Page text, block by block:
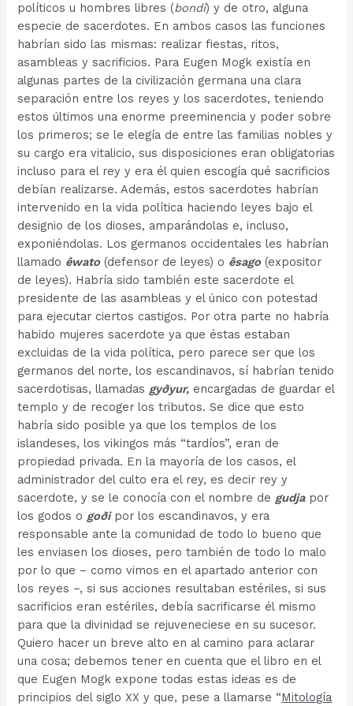
políticos u hombres libres (bondi) y de otro, alguna
especie de sacerdotes. En ambos casos las funciones
habrían sido las mismas: realizar fiestas, ritos,
asambleas y sacrificios. Para Eugen Mogk existía en
algunas partes de la civilización germana una clara
separación entre los reyes y los sacerdotes, teniendo
estos últimos una enorme preeminencia y poder sobre
los primeros; se le elegía de entre las familias nobles y
su cargo era vitalicio, sus disposiciones eran obligatorias
incluso para el rey y era él quien escogía qué sacrificios
debían realizarse. Además, estos sacerdotes habrían
intervenido en la vida política haciendo leyes bajo el
designio de los dioses, amparándolas e, incluso,
exponiéndolas. Los germanos occidentales les habrían
llamado êwato (defensor de leyes) o êsago (expositor
de leyes). Habría sido también este sacerdote el
presidente de las asambleas y el único con potestad
para ejecutar ciertos castigos. Por otra parte no habría
habido mujeres sacerdote ya que éstas estaban
excluidas de la vida política, pero parece ser que los
germanos del norte, los escandinavos, sí habrían tenido
sacerdotisas, llamadas gyðyur, encargadas de guardar el
templo y de recoger los tributos. Se dice que esto
habría sido posible ya que los templos de los
islandeses, los vikingos más “tardíos”, eran de
propiedad privada. En la mayoría de los casos, el
administrador del culto era el rey, es decir rey y
sacerdote, y se le conocía con el nombre de gudjapor
los godos o goðipor los escandinavos, y era
responsable ante la comunidad de todo lo bueno que
les enviasen los dioses, pero también de todo lo malo
por lo que – como vimos en el apartado anterior con
los reyes –, si sus acciones resultaban estériles, si sus
sacrificios eran estériles, debía sacrificarse él mismo
para que la divinidad se rejuveneciese en su sucesor.
Quiero hacer un breve alto en al camino para aclarar
una cosa; debemos tener en cuenta que el libro en el
que Eugen Mogk expone todas estas ideas es de
principios del siglo XX y que, pese a llamarse “Mitología